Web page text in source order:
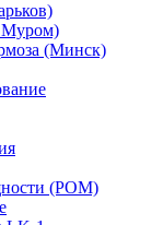
(Минск)
(РОМ)